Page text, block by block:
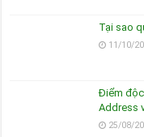
Tại sao
11/10/
Điểm
Address
25/08/